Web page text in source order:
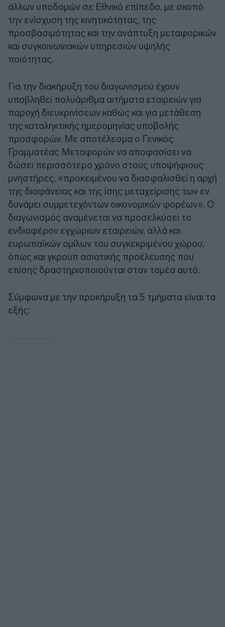
άλλων υποδομών σε Εθνικό επίπεδο, με σκοπό
την ενίσχυση της κινητικότητας, της
προσβασιμότητας και την ανάπτυξη μεταφορικών
και συγκοινωνιακών υπηρεσιών υψηλής
ποιότητας.
Για την διακήρυξη του διαγωνισμού έχουν
υποβληθεί πολυάριθμα αιτήματα εταιρειών για
παροχή διευκρινίσεων καθώς και για μετάθεση
της καταληκτικής ημερομηνίας υποβολής
προσφορών. Με αποτέλεσμα ο Γενικός
Γραμματέας Μεταφορών να αποφασίσει να
δώσει περισσότερο χρόνο στους υποψήφιους
μνηστήρες, «προκειμένου να διασφαλισθεί η αρχή
της διαφάνειας και της ίσης μεταχείρισης των εν
δυνάμει συμμετεχόντων οικονομικών φορέων». Ο
διαγωνισμός αναμένεται να προσελκύσει το
ενδιαφέρον εγχώριων εταιρειών, αλλά και
ευρωπαϊκών ομίλων του συγκεκριμένου χώρου,
όπως και γκρουπ ασιατικής προέλευσης που
επίσης δραστηριοποιούνται στον τομέα αυτό.
Σύμφωνα με την προκήρυξη τα 5 τμήματα είναι τα
εξής: